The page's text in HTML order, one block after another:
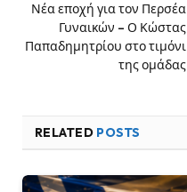
Νέα εποχή για τον Περσέα
Γυναικών – Ο Κώστας
Παπαδημητρίου στο τιμόνι
της ομάδας
RELATED POSTS